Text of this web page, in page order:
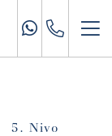
5. Nivo